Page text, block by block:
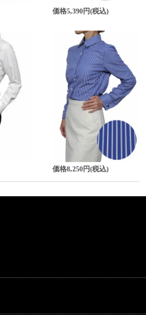
価格5,390円(税込)
価格8,250円(税込)